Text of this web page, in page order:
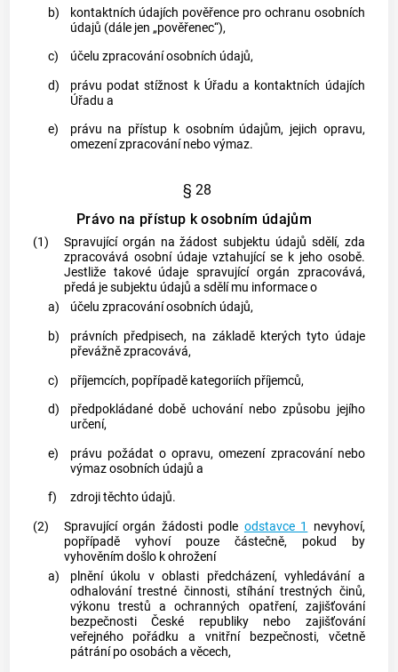
b)
kontaktních údajích pověřence pro ochranu osobních
údajů (dále jen „pověřenec“),
c)
účelu zpracování osobních údajů,
d)
právu podat stížnost k Úřadu a kontaktních údajích
Úřadu a
e)
právu na přístup k osobním údajům, jejich opravu,
omezení zpracování nebo výmaz.
§ 28
Právo na přístup k osobním údajům
(1) Spravující orgán na žádostsubjektu údajů sdělí, zda
zpracovává osobní údaje vztahující se k jeho osobě.
Jestliže takové údajespravující orgán zpracovává,
předá jesubjektu údajů a sdělí mu informace o
a)
účelu zpracování osobních údajů,
b)
právních předpisech, na základě kterých tyto údaje
převážně zpracovává,
c)
příjemcích, popřípadě kategoriích příjemců,
d)
předpokládané době uchování nebo způsobu jejího
určení,
e)
právu požádat o opravu, omezení zpracování nebo
výmaz osobních údajů a
f)
zdroji těchto údajů.
(2)
Spravující orgán žádosti podle odstavce 1
nevyhoví,
popřípadě vyhoví pouze částečně, pokud by
vyhověním došlo k ohrožení
a)
plnění úkolu v oblasti předcházení, vyhledávání a
odhalování trestné činnosti, stíhánítrestných činů,
výkonu trestů a ochranných opatření, zajišťování
bezpečnosti České republiky nebo zajišťování
veřejného pořádku a vnitřní bezpečnosti, včetně
pátrání po osobách a věcech,